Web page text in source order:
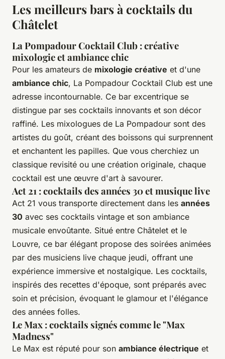
Les meilleurs bars à cocktails du
Châtelet
La Pompadour Cocktail Club : créative
mixologie et ambiance chic
Pour les amateurs de mixologie créative et d'une
ambiance chic, La Pompadour Cocktail Club est une
adresse incontournable. Ce bar excentrique se
distingue par ses cocktails innovants et son décor
raffiné. Les mixologues de La Pompadour sont des
artistes du goût, créant des boissons qui surprennent
et enchantent les papilles. Que vous cherchiez un
classique revisité ou une création originale, chaque
cocktail est une œuvre d'art à savourer.
Act 21 : cocktails des années 30 et musique live
Act 21 vous transporte directement dans les années
30 avec ses cocktails vintage et son ambiance
musicale envoûtante. Situé entre Châtelet et le
Louvre, ce bar élégant propose des soirées animées
par des musiciens live chaque jeudi, offrant une
expérience immersive et nostalgique. Les cocktails,
inspirés des recettes d'époque, sont préparés avec
soin et précision, évoquant le glamour et l'élégance
des années folles.
Le Max : cocktails signés comme le "Max
Madness"
Le Max est réputé pour son ambiance électrique et